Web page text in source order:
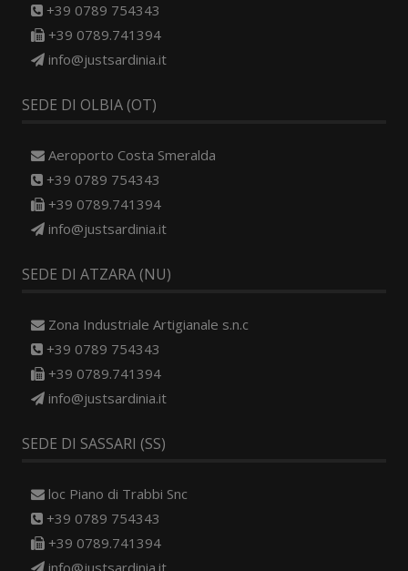
+39 0789 754343
+39 0789.741394
info@justsardinia.it
SEDE DI OLBIA (OT)
Aeroporto Costa Smeralda
+39 0789 754343
+39 0789.741394
info@justsardinia.it
SEDE DI ATZARA (NU)
Zona Industriale Artigianale s.n.c
+39 0789 754343
+39 0789.741394
info@justsardinia.it
SEDE DI SASSARI (SS)
loc Piano di Trabbi Snc
+39 0789 754343
+39 0789.741394
info@justsardinia.it